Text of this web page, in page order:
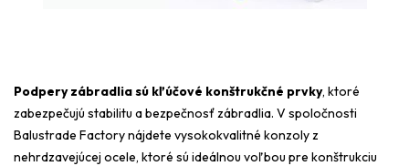
Podpery zábradlia sú kľúčové konštrukčné prvky, ktoré
zabezpečujú stabilitu a bezpečnosť zábradlia. V spoločnosti
Balustrade Factory nájdete vysokokvalitné konzoly z
nehrdzavejúcej ocele, ktoré sú ideálnou voľbou pre konštrukciu